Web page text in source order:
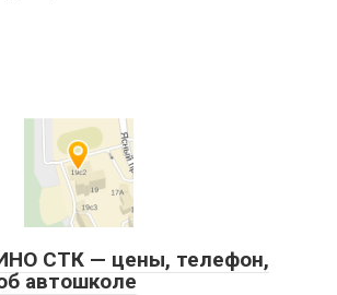
СТК — цены, телефон,
автошколе